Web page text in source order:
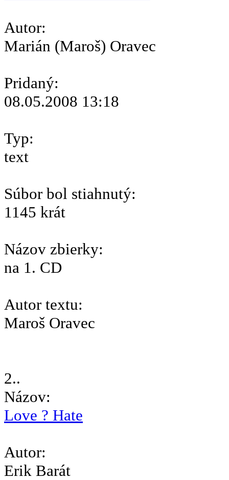
Autor:
Marián (Maroš) Oravec
Pridaný:
08.05.2008 13:18
Typ:
text
Súbor bol stiahnutý:
1145 krát
Názov zbierky:
na 1. CD
Autor textu:
Maroš Oravec
2..
Názov:
Love ? Hate
Autor:
Erik Barát